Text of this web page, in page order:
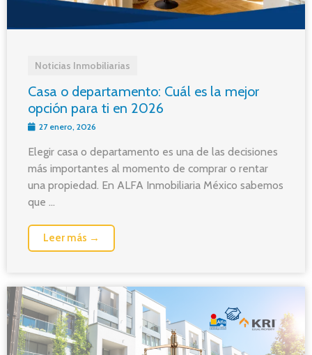
Noticias Inmobiliarias
Casa o departamento: Cuál es la mejor
opción para ti en 2026
27 enero, 2026
Elegir casa o departamento es una de las decisiones
más importantes al momento de comprar o rentar
una propiedad. En ALFA Inmobiliaria México sabemos
que ...
Leer más →